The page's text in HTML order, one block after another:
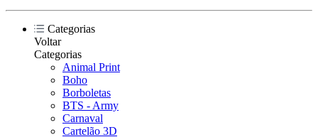
Categorias
Voltar
Categorias
Animal Print
Boho
Borboletas
BTS - Army
Carnaval
Cartelão 3D